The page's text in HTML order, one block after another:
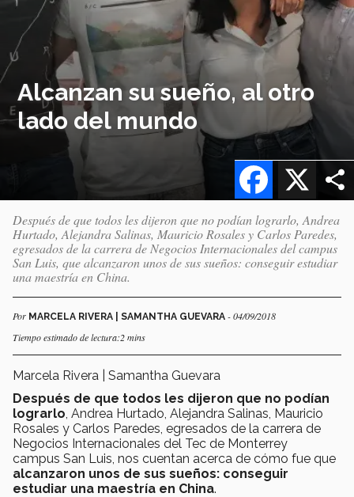
Alcanzan su sueño, al otro
lado del mundo
X
Facebook
Después de que todos les dijeron que no podían lograrlo, Andrea
Hurtado, Alejandra Salinas, Mauricio Rosales y Carlos Paredes,
egresados de la carrera de Negocios Internacionales del campus
San Luis, que alcanzaron unos de sus sueños: conseguir estudiar
una maestría en China.
Por MARCELA RIVERA | SAMANTHA GUEVARA - 04/09/2018
Tiempo estimado de lectura:2 mins
Marcela Rivera | Samantha Guevara
Después de que todos les dijeron que no podían
lograrlo , Andrea Hurtado, Alejandra Salinas, Mauricio
Rosales y Carlos Paredes, egresados de la carrera de
Negocios Internacionales del Tec de Monterrey
campus San Luis, nos cuentan acerca de cómo fue que
alcanzaron unos de sus sueños: conseguir
estudiar una maestría en China.